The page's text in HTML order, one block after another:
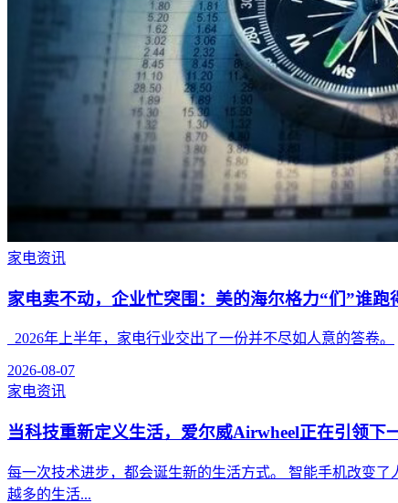
家电资讯
家电卖不动，企业忙突围：美的海尔格力“们”谁跑
2026年上半年，家电行业交出了一份并不尽如人意的答卷。
2026-08-07
家电资讯
当科技重新定义生活，爱尔威Airwheel正在引领下
每一次技术进步，都会诞生新的生活方式。 智能手机改变
越多的生活...